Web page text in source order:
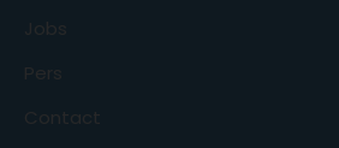
Jobs
Pers
Contact